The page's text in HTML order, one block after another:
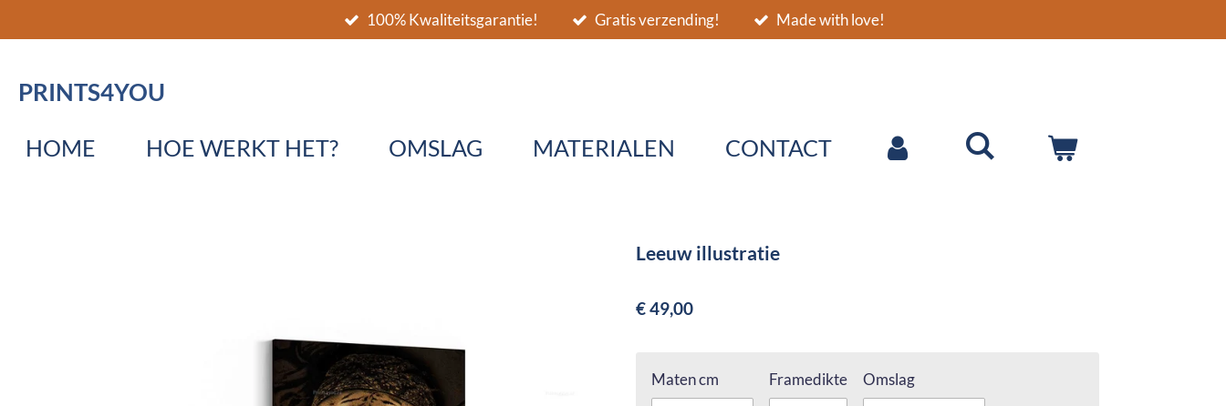
direct
de
100% Kwaliteitsgarantie! Gratis verzending! Made with love!
PRINTS4YOU
HOME HOE WERKT HET? OMSLAG MATERIALEN CONTACT
Leeuw illustratie
€ 49,00
Maten cm Framedikte Omslag